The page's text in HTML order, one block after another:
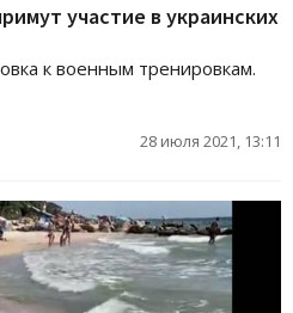
участие в украинских
к военным тренировкам.
28 июля 2021, 13:11